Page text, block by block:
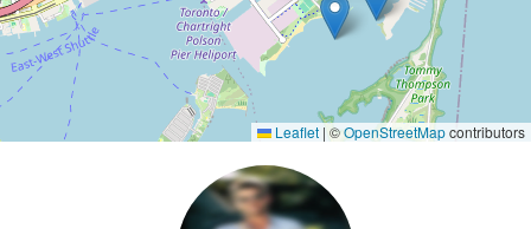
Leaflet | ©OpenStreetMapcontributors